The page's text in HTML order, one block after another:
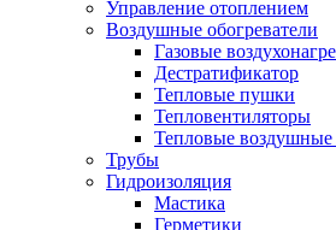
Управление отоплением
Воздушные обогреватели
Газовые
Дестратификатор
Тепловые пушки
Тепловентиляторы
Тепловые воздушные
Трубы
Гидроизоляция
Мастика
Герметики